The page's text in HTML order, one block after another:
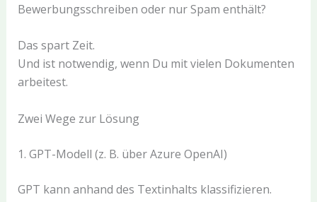
Bewerbungsschreiben oder nur Spam enthält?
Das spart Zeit.
Und ist notwendig, wenn Du mit vielen Dokumenten
arbeitest.
Zwei Wege zur Lösung
1. GPT-Modell (z. B. über Azure OpenAI)
GPT kann anhand des Textinhalts klassifizieren.